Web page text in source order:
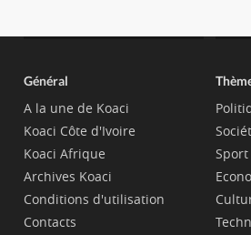
Général
A la une de Koaci
Koaci Côte d'Ivoire
Koaci Afrique
Archives Koaci
Conditions d'utilisation
Contacts
Sport